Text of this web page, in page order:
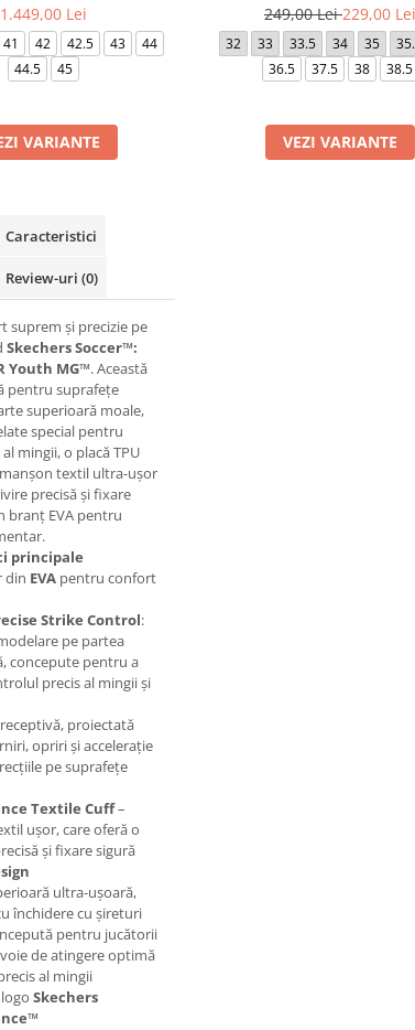
1.449,00 Lei
41 42 42.5 43
44
44.5
45
VARIANTE
249,00 Lei229,00 Lei
32 33 33.5 34 35
36.5
37.5 38 38.5
VEZI VARIANTE
Caracteristici
Review-uri (0)
suprem și precizie pe
Skechers Soccer™:
Youth MG™. Această
pentru suprafețe
superioară moale,
special pentru
mingii, o placă TPU
textil ultra-ușor
precisă și fixare
branț EVA pentru
principale
din EVA pentru confort
Strike Control:
pe partea
concepute pentru a
precis al mingii și
receptivă, proiectată
opriri și accelerație
pe suprafețe
Textile Cuff–
ușor, care oferă o
și fixare sigură
ultra-ușoară,
închidere cu șireturi
pentru jucătorii
de atingere optimă
al mingii
Skechers